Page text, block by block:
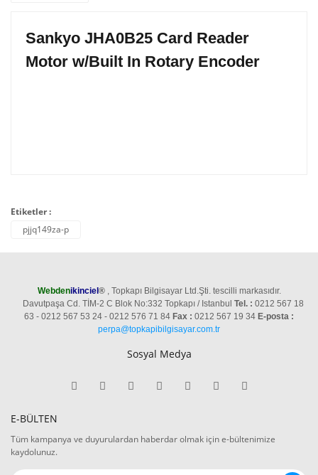
Sankyo JHA0B25 Card Reader
Motor w/Built In Rotary Encoder
Etiketler :
pjjq149za-p
Webdenikinciel ®, Topkapı Bilgisayar Ltd.Şti. tescilli markasıdır.
Davutpaşa Cd. TİM-2 C Blok No:332 Topkapı / Istanbul Tel. : 0212 567 18
63 - 0212 567 53 24 - 0212 576 71 84 Fax : 0212 567 19 34 E-posta :
perpa@topkapibilgisayar.com.tr
Sosyal Medya
E-BÜLTEN
Tüm kampanya ve duyurulardan haberdar olmak için e-bültenimize
kaydolunuz.